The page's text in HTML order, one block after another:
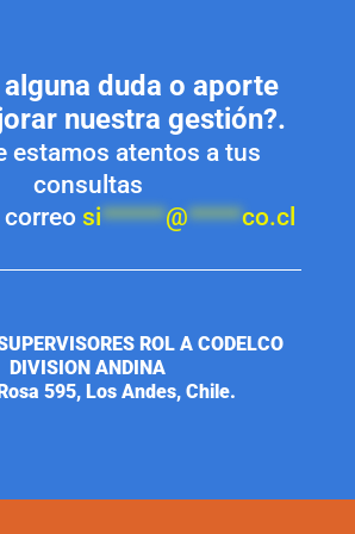
alguna duda o aporte
nuestra gestión?.
estamos atentos a tus
consultas
correosi******@*****co.cl
ROL A CODELCO
DIVISION ANDINA
595, Los Andes, Chile.